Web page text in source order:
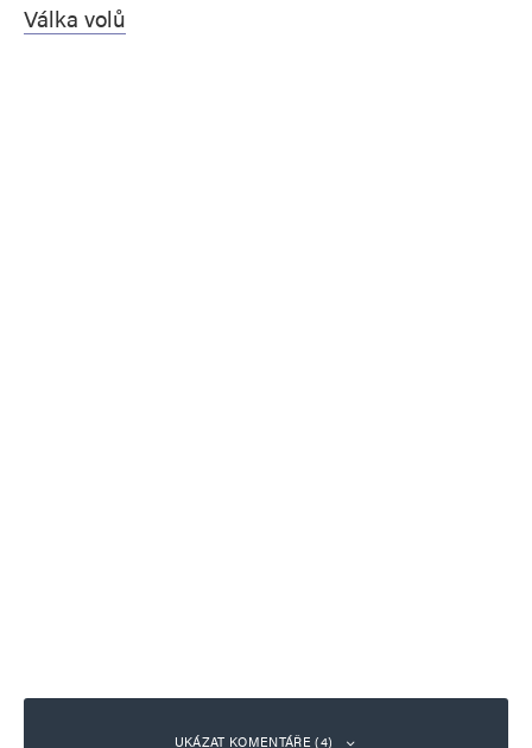
Válka volů
UKÁZAT KOMENTÁŘE (4)